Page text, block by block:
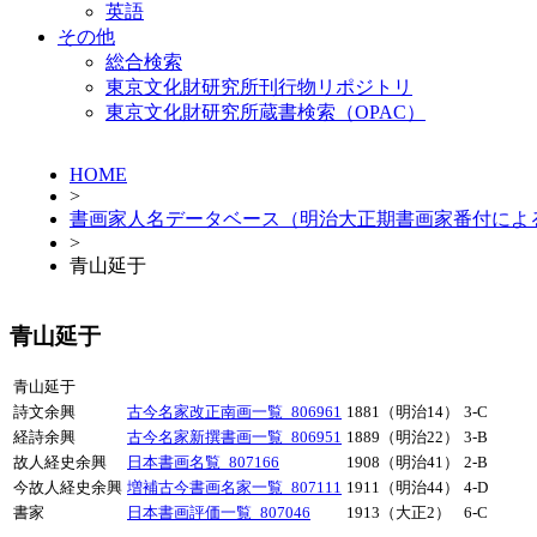
英語
その他
総合検索
東京文化財研究所刊行物リポジトリ
東京文化財研究所蔵書検索（OPAC）
HOME
>
書画家人名データベース（明治大正期書画家番付によ
>
青山延于
青山延于
青山延于
詩文余興
古今名家改正南画一覧_806961 1881（明治14）
3-C
経詩余興
古今名家新撰書画一覧_806951 1889（明治22）
3-B
故人経史余興
日本書画名覧_807166 1908（明治41）
2-B
今故人経史余興 増補古今書画名家一覧_807111 1911（明治44）
4-D
書家
日本書画評価一覧_807046 1913（大正2） 6-C